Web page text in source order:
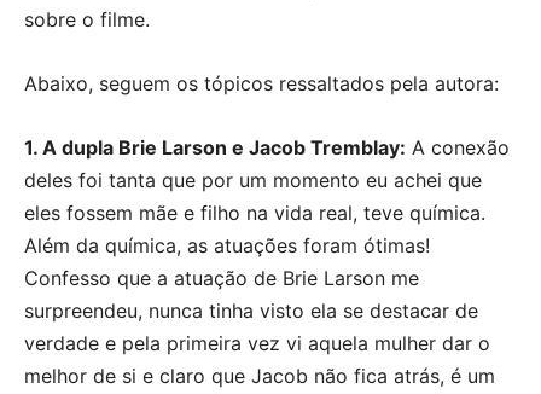
sobre o filme.
Abaixo, seguem os tópicos ressaltados pela autora:
1. A dupla Brie Larson e Jacob Tremblay: A conexão
deles foi tanta que por um momento eu achei que
eles fossem mãe e filho na vida real, teve química.
Além da química, as atuações foram ótimas!
Confesso que a atuação de Brie Larson me
surpreendeu, nunca tinha visto ela se destacar de
verdade e pela primeira vez vi aquela mulher dar o
melhor de si e claro que Jacob não fica atrás, é um